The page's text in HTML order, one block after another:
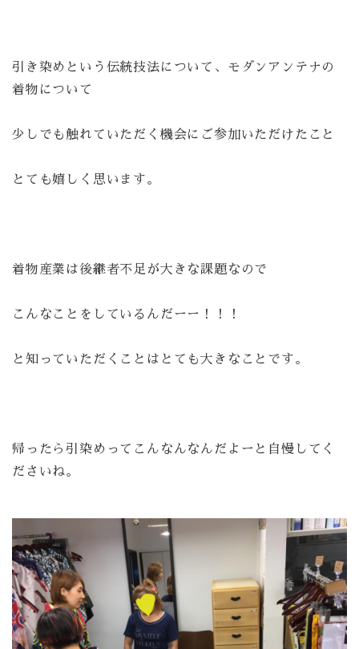
引き染めという伝統技法について、モダンアンテナの
着物について
少しでも触れていただく機会にご参加いただけたこと
とても嬉しく思います。
着物産業は後継者不足が大きな課題なので
こんなことをしているんだーー！！！
と知っていただくことはとても大きなことです。
帰ったら引染めってこんなんなんだよーと自慢してく
ださいね。